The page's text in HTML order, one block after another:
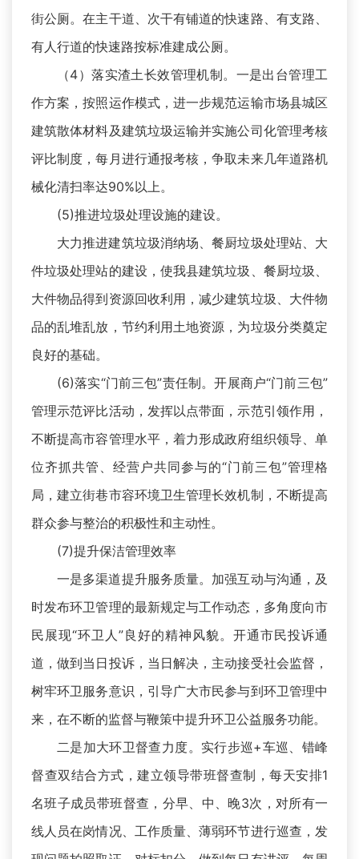
街公厕。在主干道、次干有铺道的快速路、有支路、
有人行道的快速路按标准建成公厕。
（4）落实渣土长效管理机制。一是出台管理工
作方案，按照运作模式，进一步规范运输市场县城区
建筑散体材料及建筑垃圾运输并实施公司化管理考核
评比制度，每月进行通报考核，争取未来几年道路机
械化清扫率达90%以上。
(5)推进垃圾处理设施的建设。
大力推进建筑垃圾消纳场、餐厨垃圾处理站、大
件垃圾处理站的建设，使我县建筑垃圾、餐厨垃圾、
大件物品得到资源回收利用，减少建筑垃圾、大件物
品的乱堆乱放，节约利用土地资源，为垃圾分类奠定
良好的基础。
(6)落实“门前三包”责任制。开展商户“门前三包”
管理示范评比活动，发挥以点带面，示范引领作用，
不断提高市容管理水平，着力形成政府组织领导、单
位齐抓共管、经营户共同参与的“门前三包”管理格
局，建立街巷市容环境卫生管理长效机制，不断提高
群众参与整治的积极性和主动性。
(7)提升保洁管理效率
一是多渠道提升服务质量。加强互动与沟通，及
时发布环卫管理的最新规定与工作动态，多角度向市
民展现“环卫人”良好的精神风貌。开通市民投诉通
道，做到当日投诉，当日解决，主动接受社会监督，
树牢环卫服务意识，引导广大市民参与到环卫管理中
来，在不断的监督与鞭策中提升环卫公益服务功能。
二是加大环卫督查力度。实行步巡+车巡、错峰
督查双结合方式，建立领导带班督查制，每天安排1
名班子成员带班督查，分早、中、晚3次，对所有一
线人员在岗情况、工作质量、薄弱环节进行巡查，发